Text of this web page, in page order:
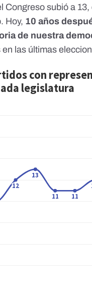
Congreso subió a
Hoy, 10 años
de nuestra
las últimas